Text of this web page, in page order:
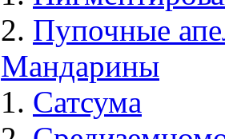
Пупочные
Мандарины
Сатсума